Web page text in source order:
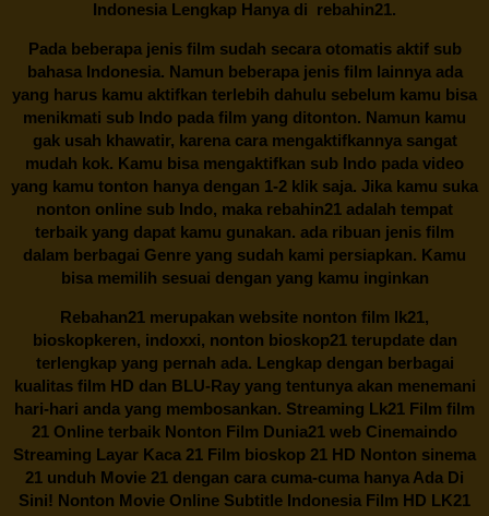
Indonesia Lengkap Hanya di rebahin21.
Pada beberapa jenis film sudah secara otomatis aktif sub
bahasa Indonesia. Namun beberapa jenis film lainnya ada
yang harus kamu aktifkan terlebih dahulu sebelum kamu bisa
menikmati sub Indo pada film yang ditonton. Namun kamu
gak usah khawatir, karena cara mengaktifkannya sangat
mudah kok. Kamu bisa mengaktifkan sub Indo pada video
yang kamu tonton hanya dengan 1-2 klik saja. Jika kamu suka
nonton online sub Indo, maka rebahin21 adalah tempat
terbaik yang dapat kamu gunakan. ada ribuan jenis film
dalam berbagai Genre yang sudah kami persiapkan. Kamu
bisa memilih sesuai dengan yang kamu inginkan
Rebahan21 merupakan website nonton film lk21,
bioskopkeren, indoxxi, nonton bioskop21 terupdate dan
terlengkap yang pernah ada. Lengkap dengan berbagai
kualitas film HD dan BLU-Ray yang tentunya akan menemani
hari-hari anda yang membosankan. Streaming Lk21 Film film
21 Online terbaik Nonton Film Dunia21 web Cinemaindo
Streaming Layar Kaca 21 Film bioskop 21 HD Nonton sinema
21 unduh Movie 21 dengan cara cuma-cuma hanya Ada Di
Sini! Nonton Movie Online Subtitle Indonesia Film HD LK21